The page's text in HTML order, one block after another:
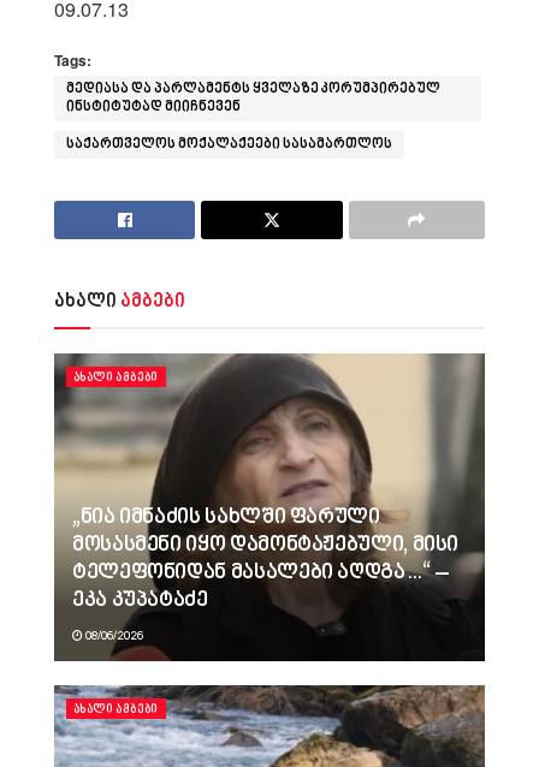
09.07.13
Tags:
მედიასა და პარლამენტს ყველაზე კორუმპირებულ
ინსტიტუტად მიიჩნევენ
საქართველოს მოქალაქეები სასამართლოს
ახალი ამბები
ᲐᲮᲐᲚᲘ ᲐᲛᲑᲔᲑᲘ
„ნია იმნაძის სახლში ფარული
მოსასმენი იყო დამონტაჟებული, მისი
ტელეფონიდან მასალები აღდგა…“ –
ეკა კუპატაძე
08/06/2026
ᲐᲮᲐᲚᲘ ᲐᲛᲑᲔᲑᲘ